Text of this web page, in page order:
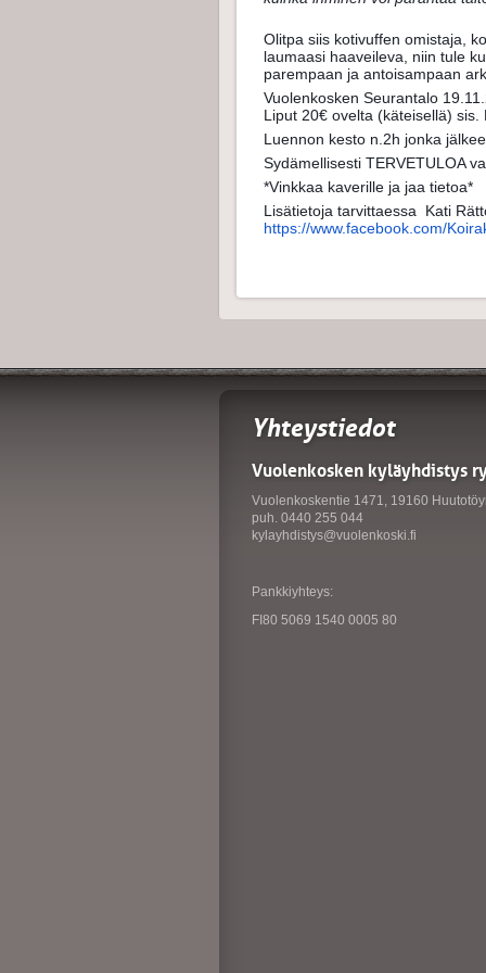
Olitpa siis kotivuffen omistaja,
laumaasi haaveileva, niin tule
parempaan ja antoisampaan
Vuolenkosken Seurantalo
Liput 20€ ovelta (käteisellä)
Luennon kesto n.2h jonka
Sydämellisesti TERVETULOA
*Vinkkaa kaverille ja jaa tietoa*
Lisätietoja tarvittaessa Kati
https://www.facebook.com/
Yhteystiedot
Vuolenkosken kyläyhdistys
Vuolenkoskentie 1471, 19160
puh. 0440 255 044
kylayhdistys@vuolenkoski.fi
Pankkiyhteys:
FI80 5069 1540 0005 80